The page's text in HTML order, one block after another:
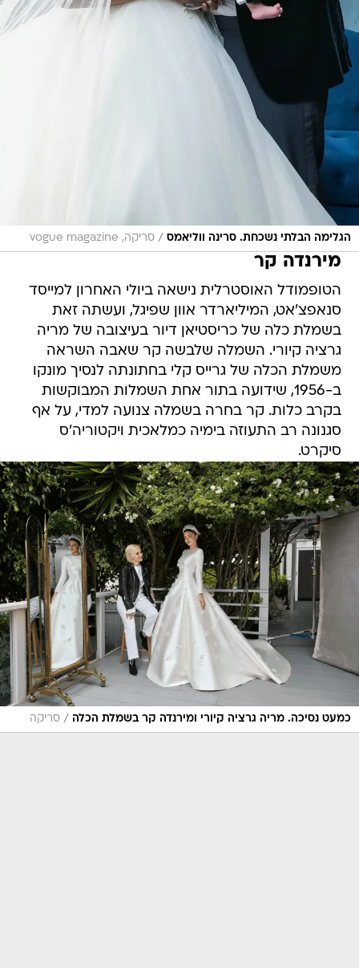
הגלימה הבלתי נשכחת. סרינה ווליאמס / סריקה, vogue magazine
מירנדה קר
הטופמודל האוסטרלית נישאה ביולי האחרון למייסד
סנאפצ'אט, המיליארדר אוון שפיגל, ועשתה זאת
בשמלת כלה של כריסטיאן דיור בעיצובה של מריה
גרציה קיורי. השמלה שלבשה קר שאבה השראה
משמלת הכלה של גרייס קלי בחתונתה לנסיך מונקו
ב-1956, שידועה בתור אחת השמלות המבוקשות
בקרב כלות. קר בחרה בשמלה צנועה למדי, על אף
סגנונה רב התעוזה בימיה כמלאכית ויקטוריה'ס
סיקרט.
כמעט נסיכה. מריה גרציה קיורי ומירנדה קר בשמלת הכלה / סריקה